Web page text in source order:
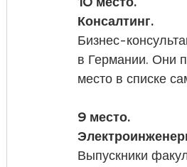
Консалтинг.
Бизнес-
в Германии. Они
место в списке
9 место.
Выпускники